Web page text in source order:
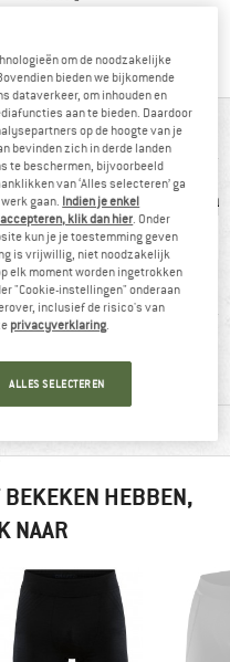
Met zeem
HEBBEN,
NAAR
om de noodzakelijke
bieden we bijkomende
dataverkeer, om inhouden en
aan te bieden. Daardoor
op de hoogte van je
bevinden zich in derde landen
te beschermen, bijvoorbeeld
van ‘Alles selecteren’ ga
gaan. Indien je enkel
klik dan hier. Onder
kun je je toestemming geven
is vrijwillig, niet noodzakelijk
elk moment worden ingetrokken
"Cookie-instellingen" onderaan
inclusief de risico's van
privacyverklaring.
ALLES SELECTEREN